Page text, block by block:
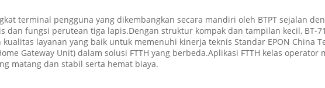
terminal pengguna yang dikembangkan secara mandiri oleh BTPT sejalan
fungsi perutean tiga lapis.Dengan struktur kompak dan tampilan kecil, BT-
layanan yang baik untuk memenuhi kinerja teknis Standar EPON China
Gateway Unit) dalam solusi FTTH yang berbeda.Aplikasi FTTH kelas
matang dan stabil serta hemat biaya.